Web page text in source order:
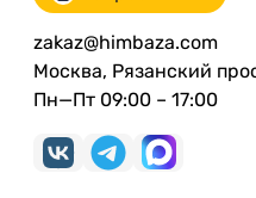
zakaz@himbaza.com
Москва, Рязанский
Пн—Пт 09:00 – 17:00